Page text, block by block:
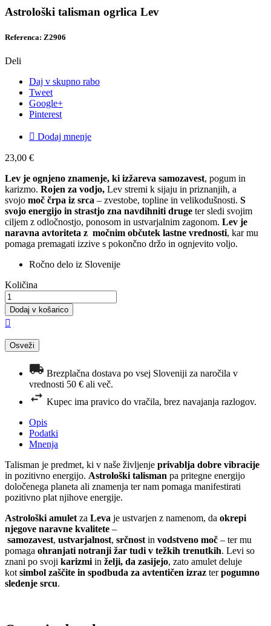
Astrološki talisman ogrlica Lev
Referenca: Z2906
Deli
Daj v skupno rabo
Tweet
Google+
Pinterest
 Dodaj mnenje
23,00 €
Lev je ognjeno znamenje, ki izžareva samozavest, pogum in
karizmo. Rojen za vodjo, Lev stremi k sijaju in priznanjih, a
svojo moč črpa iz srca – zvestobe, topline in velikodušnosti. S
svojo energijo in strastjo zna navdihniti druge ter sledi svojim
ciljem z odločnostjo, ponosom in ustvarjalnim zagonom. Lev je
naravna avtoriteta z močnim občutek lastne vrednosti, kar mu
pomaga premagati izzive s pokončno držo in ognjevito voljo.
Ročno delo iz Slovenije
Količina
Dodaj v košarico

Brezplačna dostava po vsej Sloveniji za naročila v
vrednosti 50 € ali več.
Kupec ima pravico do vračila, brez navajanja razlogov.
Opis
Podatki
Mnenja
Talisman je predmet, ki v naše življenje privablja dobre vibracije
in pozitivno energijo. Astrološki talisman pa pritegne energijo
določenega planeta ali znamenja ter nam pomaga manifestirati
pozitivno plat njihove energije.
Astrološki amulet za Leva je ustvarjen z namenom, da okrepi
njegove naravne kvalitete –
samozavest, ustvarjalnost, srčnost in vodstveno moč – ter mu
pomaga ohranjati notranji žar tudi v težkih trenutkih. Levi so
znani po svoji karizmi in želji, da zasijejo, zato amulet deluje
kot simbol zaščite in spodbuda za avtentičen izraz terpogumno
sledenje srcu.